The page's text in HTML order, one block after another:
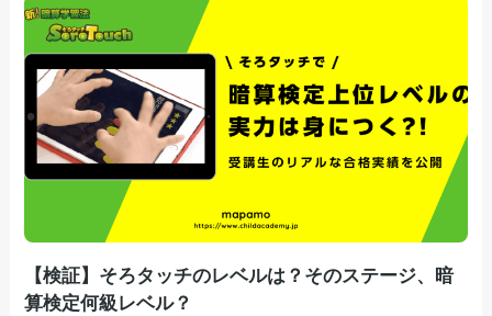
【検証】そろタッチのレベルは？そのステージ、暗
算検定何級レベル？